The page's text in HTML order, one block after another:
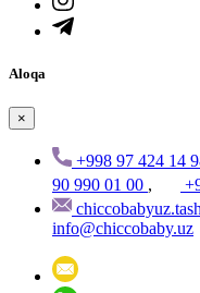
Aloqa
×
+998 97 424 14
90 990 01 00 ,
info@chiccobaby.uz